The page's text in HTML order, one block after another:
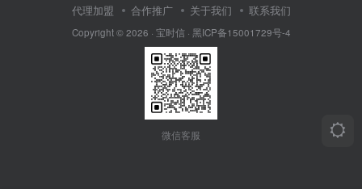
代理加盟 合作推广 关于我们 联系我们
Copyright © 2026 · 宝时信· 黑ICP备15001729号-4
微信客服